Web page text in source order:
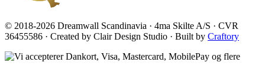
© 2018-2026 Dreamwall Scandinavia · 4ma Skilte A/S · CVR
36455586 · Created by Clair Design Studio · Built by Craftory